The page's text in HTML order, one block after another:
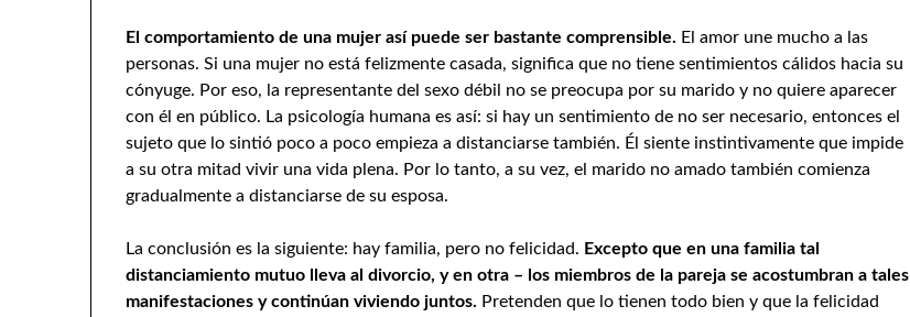
El comportamiento de una mujer así puede ser bastante comprensible. El amor une mucho a las
personas. Si una mujer no está felizmente casada, significa que no tiene sentimientos cálidos hacia su
cónyuge. Por eso, la representante del sexo débil no se preocupa por su marido y no quiere aparecer
con él en público. La psicología humana es así: si hay un sentimiento de no ser necesario, entonces el
sujeto que lo sintió poco a poco empieza a distanciarse también. Él siente instintivamente que impide
a su otra mitad vivir una vida plena. Por lo tanto, a su vez, el marido no amado también comienza
gradualmente a distanciarse de su esposa.
La conclusión es la siguiente: hay familia, pero no felicidad. Excepto que en una familia tal
distanciamiento mutuo lleva al divorcio, y en otra – los miembros de la pareja se acostumbran a tales
manifestaciones y continúan viviendo juntos. Pretenden que lo tienen todo bien y que la felicidad